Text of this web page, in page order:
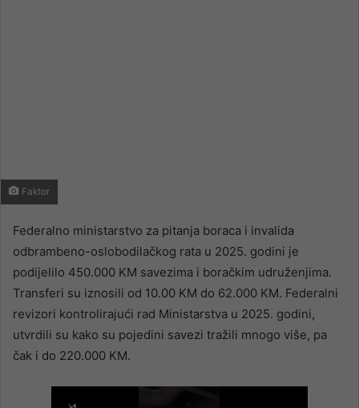
Faktor
Federalno ministarstvo za pitanja boraca i invalida
odbrambeno-oslobodilačkog rata u 2025. godini je
podijelilo 450.000 KM savezima i boračkim udruženjima.
Transferi su iznosili od 10.00 KM do 62.000 KM. Federalni
revizori kontrolirajući rad Ministarstva u 2025. godini,
utvrdili su kako su pojedini savezi tražili mnogo više, pa
čak i do 220.000 KM.